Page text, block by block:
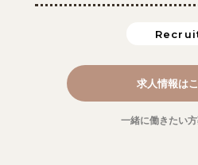
求人情報は
一緒に働きたい方